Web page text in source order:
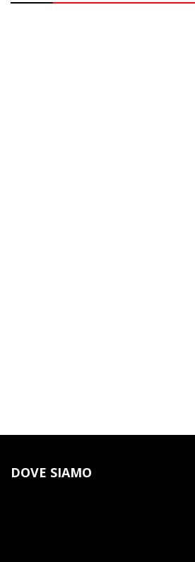
DOVE SIAMO